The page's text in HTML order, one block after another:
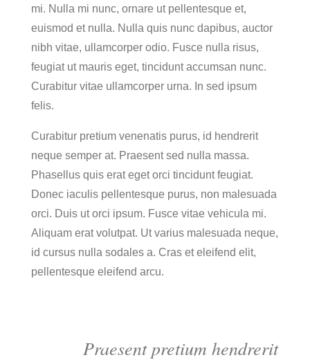
mi. Nulla mi nunc, ornare ut pellentesque et,
euismod et nulla. Nulla quis nunc dapibus, auctor
nibh vitae, ullamcorper odio. Fusce nulla risus,
feugiat ut mauris eget, tincidunt accumsan nunc.
Curabitur vitae ullamcorper urna. In sed ipsum
felis.
Curabitur pretium venenatis purus, id hendrerit
neque semper at. Praesent sed nulla massa.
Phasellus quis erat eget orci tincidunt feugiat.
Donec iaculis pellentesque purus, non malesuada
orci. Duis ut orci ipsum. Fusce vitae vehicula mi.
Aliquam erat volutpat. Ut varius malesuada neque,
id cursus nulla sodales a. Cras et eleifend elit,
pellentesque eleifend arcu.
Praesent pretium hendrerit